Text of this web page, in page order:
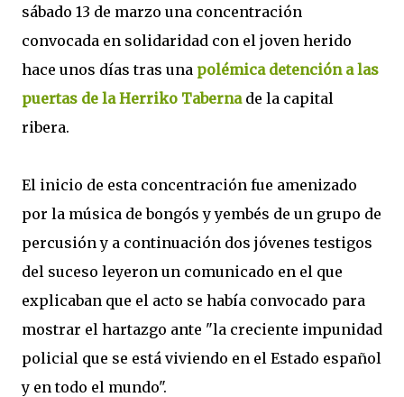
sábado 13 de marzo una concentración
convocada en solidaridad con el joven herido
hace unos días tras una polémica detención a las
puertas de la Herriko Tabernade la capital
ribera.
El inicio de esta concentración fue amenizado
por la música de bongós y yembés de un grupo de
percusión y a continuación dos jóvenes testigos
del suceso leyeron un comunicado en el que
explicaban que el acto se había convocado para
mostrar el hartazgo ante "la creciente impunidad
policial que se está viviendo en el Estado español
y en todo el mundo".